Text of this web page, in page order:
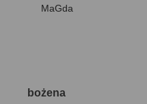
MaGda
bożena